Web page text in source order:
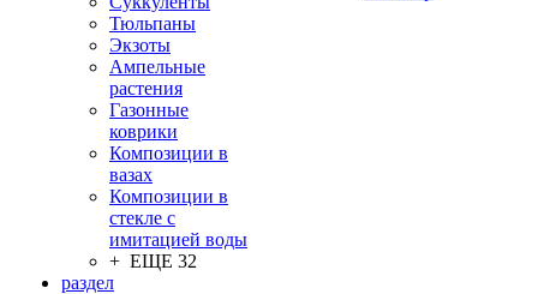
Тюльпаны
Экзоты
Ампельные
растения
Газонные
коврики
Композиции в
вазах
Композиции в
стекле с
имитацией воды
+ ЕЩЕ 32
раздел